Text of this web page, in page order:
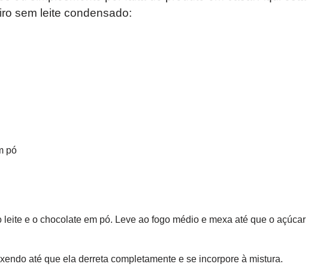
sem leite condensado:
pó
leite e o chocolate em pó. Leve ao fogo médio e mexa até que o açúcar
até que ela derreta completamente e se incorpore à mistura.